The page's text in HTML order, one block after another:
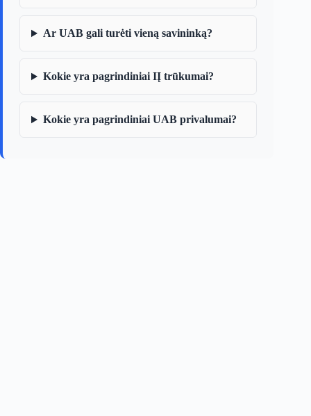
Ar UAB gali turėti vieną savininką?
Kokie yra pagrindiniai IĮ trūkumai?
Kokie yra pagrindiniai UAB privalumai?